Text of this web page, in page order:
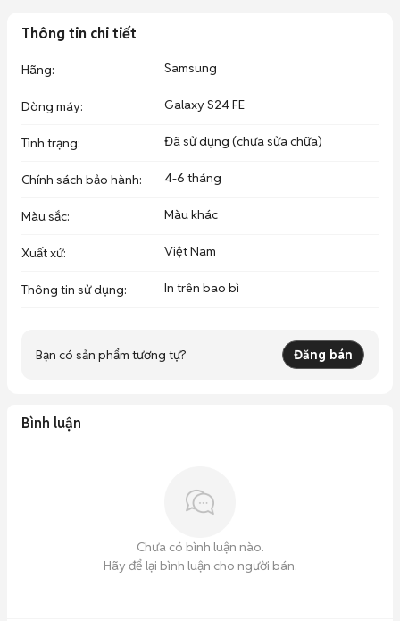
Thông tin chi tiết
Hãng: Samsung
Dòng máy: Galaxy S24 FE
Tình trạng: Đã sử dụng (chưa sửa chữa)
Chính sách bảo hành: 4-6 tháng
Màu sắc: Màu khác
Xuất xứ: Việt Nam
Thông tin sử dụng: In trên bao bì
Bạn có sản phẩm tương tự? Đăng bán
Bình luận
Chưa có bình luận nào.
Hãy để lại bình luận cho người bán.